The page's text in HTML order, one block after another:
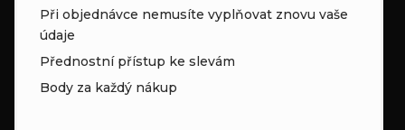
Při objednávce nemusíte vyplňovat znovu vaše
údaje
Přednostní přístup ke slevám
Body za každý nákup